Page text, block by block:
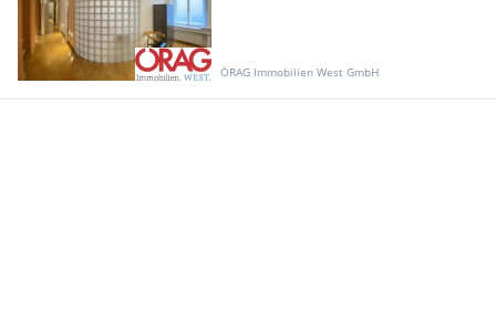
ÖRAG Immobilien West GmbH